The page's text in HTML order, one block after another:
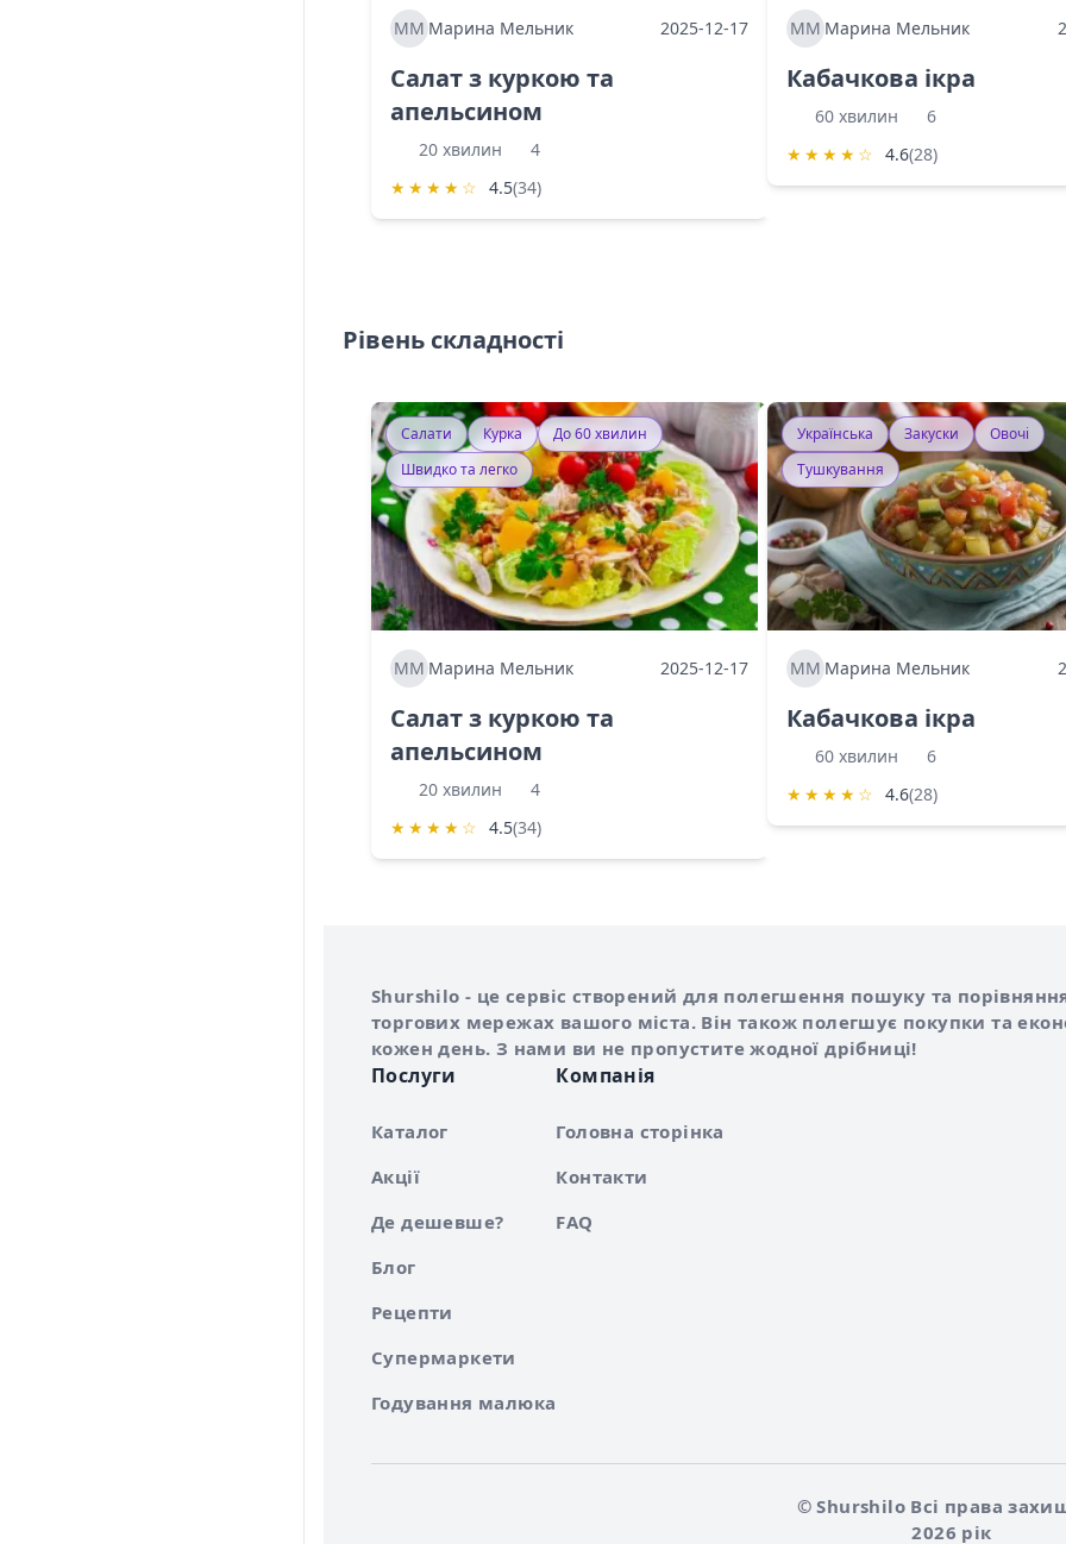
ММ Марина Мельник 2025-12-17
Салат з куркою та
апельсином
20 хвилин
4
★ ★ ★ ★ ☆ 4.5(34)
ММ Марина Мельник
Кабачкова ікра
60 хвилин
6
★ ★ ★ ★ ☆ 4.6(28)
Рівень складності
Салати Курка
До 60 хвилин
Швидко та легко
ММ Марина Мельник 2025-12-17
Салат з куркою та
апельсином
20 хвилин
4
★ ★ ★ ★ ☆ 4.5(34)
Українська Закуски
Овочі
Тушкування
ММ Марина Мельник
Кабачкова ікра
60 хвилин
6
★ ★ ★ ★ ☆ 4.6(28)
Про сервіс Shurshilo
Shurshilo - це сервіс створений для полегшення пошуку та
торгових мережах вашого міста. Він також полегшує покупки та
кожен день. З нами ви не пропустите жодної дрібниці!
Послуги
Каталог
Акції
Де дешевше?
Блог
Рецепти
Супермаркети
Годування малюка
Компанія
Головна сторінка
Контакти
FAQ
© Shurshilo Всі права
2026 рік